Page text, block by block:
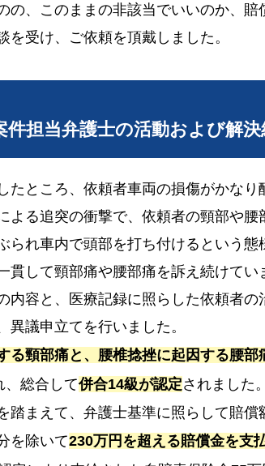
の、このままの非該当でいいのか、賠
受け、ご依頼を頂戴しました。
件担当弁護士の活動および解決
たところ、依頼者車両の損傷がかなり
よる追突の衝撃で、依頼者の頸部や腰
られ車内で頭部を打ち付けるという態
貫して頸部痛や腰部痛を訴え続けてい
内容と、医療記録に照らした依頼者の
議申立てを行いました。
る頸部痛と、腰椎捻挫に起因する腰部
、総合して併合14級が認定されました。
踏まえて、弁護士基準に照らして賠償
を除いて230万円を超える賠償金を支